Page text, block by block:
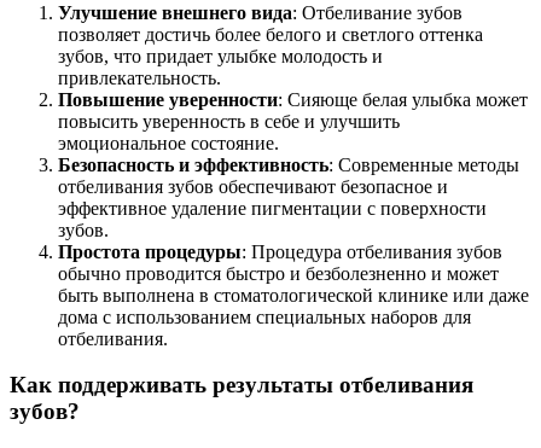
Улучшение внешнего вида: Отбеливание зубов
позволяет достичь более белого и светлого оттенка
зубов, что придает улыбке молодость и
привлекательность.
Повышение уверенности: Сияюще белая улыбка может
повысить уверенность в себе и улучшить
эмоциональное состояние.
Безопасность и эффективность: Современные методы
отбеливания зубов обеспечивают безопасное и
эффективное удаление пигментации с поверхности
зубов.
Простота процедуры: Процедура отбеливания зубов
обычно проводится быстро и безболезненно и может
быть выполнена в стоматологической клинике или даже
дома с использованием специальных наборов для
отбеливания.
Как поддерживать результаты отбеливания
зубов?